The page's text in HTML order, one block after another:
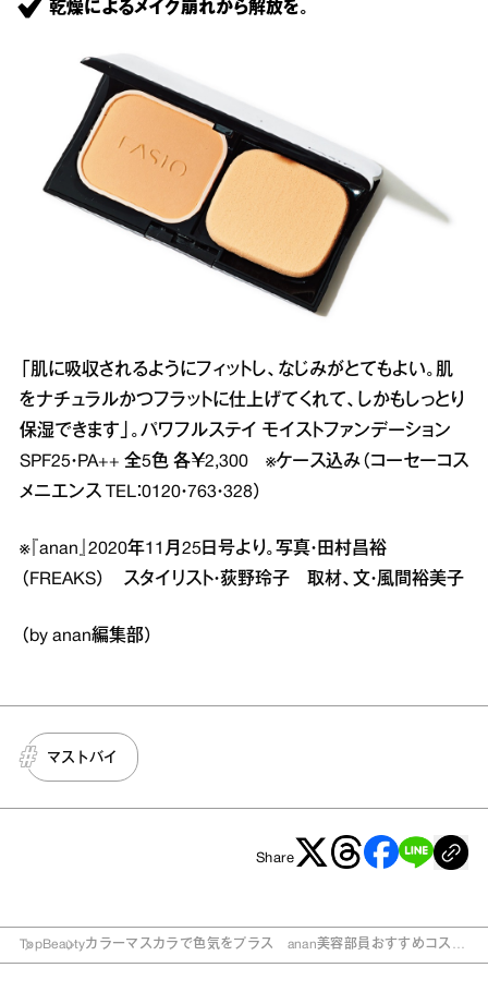
乾燥によるメイク崩れから解放を。
「肌に吸収されるようにフィットし、なじみがとてもよい。肌
をナチュラルかつフラットに仕上げてくれて、しかもしっとり
保湿できます」。パワフルステイ モイストファンデーション
SPF25・PA++ 全5色 各￥2,300 ※ケース込み（コーセーコス
メニエンス TEL：0120・763・328）
※『anan』2020年11月25日号より。写真・田村昌裕
（FREAKS） スタイリスト・荻野玲子 取材、文・風間裕美子
（by anan編集部）
マストバイ
Share
TopBeautyカラーマスカラで色気をプラス anan美容部員おすすめコスメ